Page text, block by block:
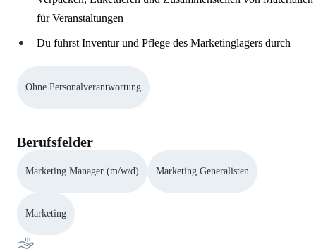
für Veranstaltungen
Du führst Inventur und Pflege des Marketinglagers durch
Ohne Personalverantwortung
Berufsfelder
Marketing Manager (m/w/d) Marketing Generalisten
Marketing